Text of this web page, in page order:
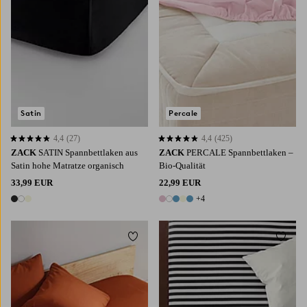
ZACK SATIN Spannbettlaken aus
Satin hohe Matratze organisch
33,99 EUR
3 Farben
4,4 basierend auf 27 Bewertungen
4,4 (27)
Satin
ZACK PERCALE Spannbettlaken ‒
Bio-Qualität
22,99 EUR
9 Farben
+4
4,4 basierend auf 425 Bewertungen
4,4 (425)
Percale
Zu Favoriten hinzufügen
90120 140160180
Zu
90X200120X200140X200160X200
180X200